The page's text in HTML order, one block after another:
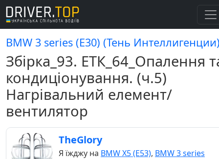
BMW 3 series (E30) (Тень
Збірка_93. ЕТК_64_Опалення
кондиціонування. (ч.5)
Нагрівальний елемент/
вентилятор
TheGlory
Я їжджу на BMW X5 (E53), BMW 3 series